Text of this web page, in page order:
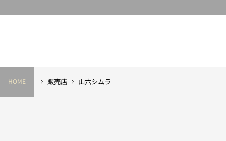
HOME 販売店 山六シムラ